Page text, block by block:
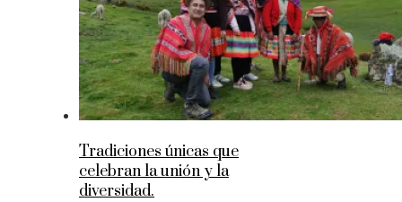
Tradiciones únicas que
celebran la unión y la
diversidad.